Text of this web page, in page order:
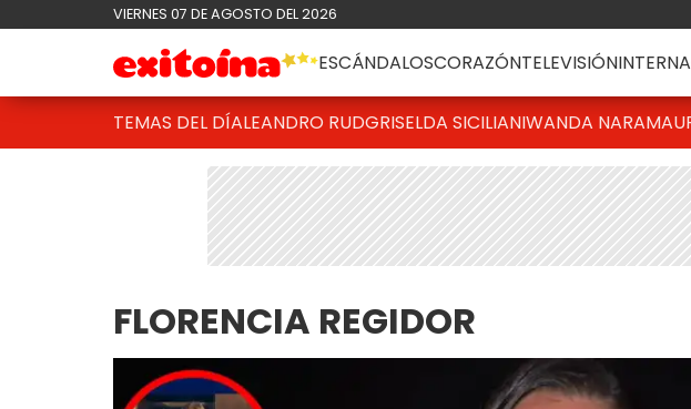
VIERNES 07 DE AGOSTO DEL 2026
ESCÁNDALOSCORAZÓNTELEVISIÓN
TEMAS DEL DÍALEANDRO RUDGRISELDA SICILIANIWANDA NARA
FLORENCIA REGIDOR